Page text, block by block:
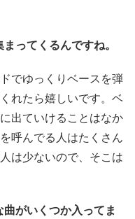
ってくるんですね。
でゆっくりベースを弾
れたら嬉しいです。ベ
出ていけることはなか
呼んでる人はたくさん
は少ないので、そこは
がいくつか入ってま